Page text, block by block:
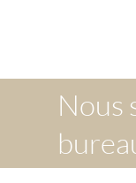
Nous